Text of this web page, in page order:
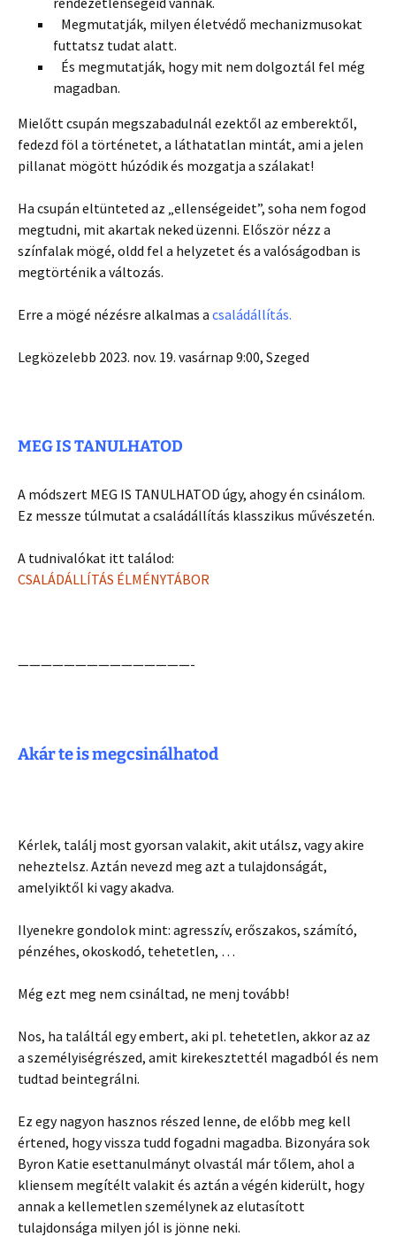
Megmutatják, milyen életvédő mechanizmusokat
futtatsz tudat alatt.
És megmutatják, hogy mit nem dolgoztál fel még
magadban.
Mielőtt csupán megszabadulnál ezektől az emberektől,
fedezd föl a történetet, a láthatatlan mintát, ami a jelen
pillanat mögött húzódik és mozgatja a szálakat!
Ha csupán eltünteted az „ellenségeidet”, soha nem fogod
megtudni, mit akartak neked üzenni. Először nézz a
színfalak mögé, oldd fel a helyzetet és a valóságodban is
megtörténik a változás.
Erre a mögé nézésre alkalmas a családállítás.
Legközelebb 2023. nov. 19. vasárnap 9:00, Szeged
MEG IS TANULHATOD
A módszert MEG IS TANULHATOD úgy, ahogy én csinálom.
Ez messze túlmutat a családállítás klasszikus művészetén.
A tudnivalókat itt találod:
CSALÁDÁLLÍTÁS ÉLMÉNYTÁBOR
———————————————-
Akár te ismegcsinálhatod
Kérlek, találj most gyorsan valakit, akit utálsz, vagy akire
neheztelsz. Aztán nevezd meg azt a tulajdonságát,
amelyiktől ki vagy akadva.
Ilyenekre gondolok mint: agresszív, erőszakos, számító,
pénzéhes, okoskodó, tehetetlen, …
Még ezt meg nem csináltad, ne menj tovább!
Nos, ha találtál egy embert, aki pl. tehetetlen, akkor az az
a személyiségrészed, amit kirekesztettél magadból és nem
tudtad beintegrálni.
Ez egy nagyon hasznos részed lenne, de előbb meg kell
értened, hogy vissza tudd fogadni magadba. Bizonyára sok
Byron Katie esettanulmányt olvastál már tőlem, ahol a
kliensem megítélt valakit és aztán a végén kiderült, hogy
annak a kellemetlen személynek az elutasított
tulajdonsága milyen jól is jönne neki.